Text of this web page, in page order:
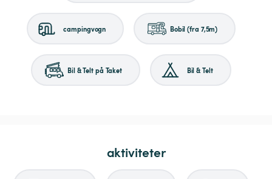
campingvogn Bobil (fra 7,5m)
Bil & Telt på Taket Bil & Telt
aktiviteter